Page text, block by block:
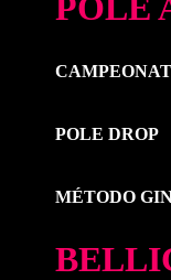
POLE DROP
MÉTODO